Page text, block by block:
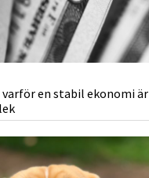
varför en stabil ekonomi